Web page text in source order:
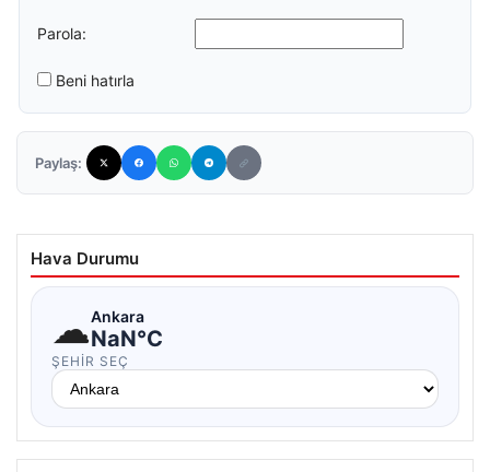
Parola:
Beni hatırla
Paylaş:
Hava Durumu
☁Ankara
NaN°C
ŞEHIR SEÇ